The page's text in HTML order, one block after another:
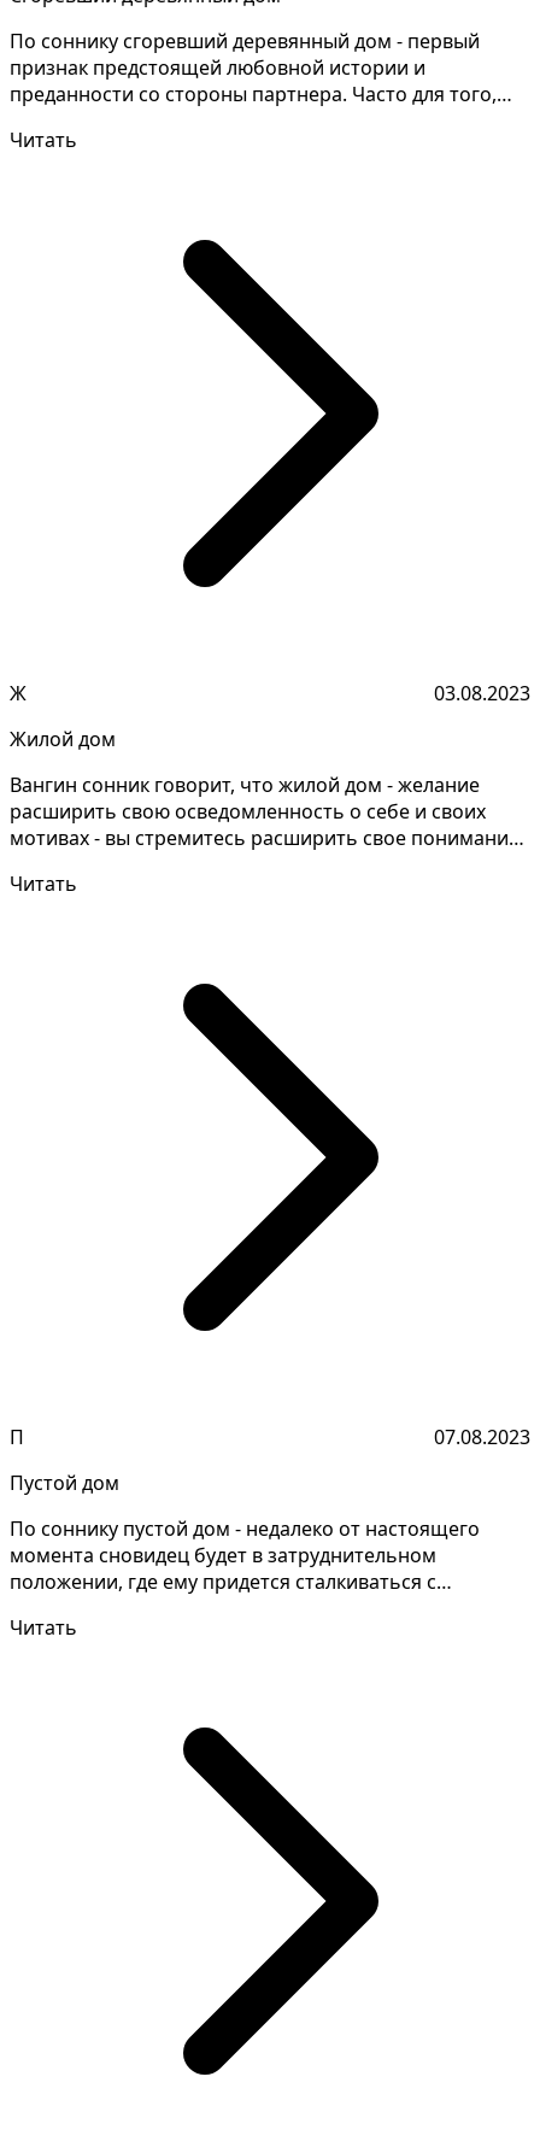
По соннику сгоревший деревянный дом - первый
признак предстоящей любовной истории и
преданности со стороны партнера. Часто для того,
Читать
Ж
03.08.2023
Жилой дом
Вангин сонник говорит, что жилой дом - желание
расширить свою осведомленность о себе и своих
мотивах - вы стремитесь расширить свое понимание
Читать
П
07.08.2023
Пустой дом
По соннику пустой дом - недалеко от настоящего
момента сновидец будет в затруднительном
положении, где ему придется сталкиваться с
Читать